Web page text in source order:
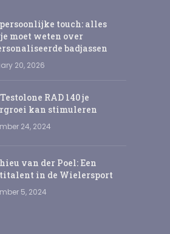
touch: alles
moet weten over
badjassen
20, 2026
RAD 140 je
kan stimuleren
24, 2024
van der Poel: Een
in de Wielersport
5, 2024